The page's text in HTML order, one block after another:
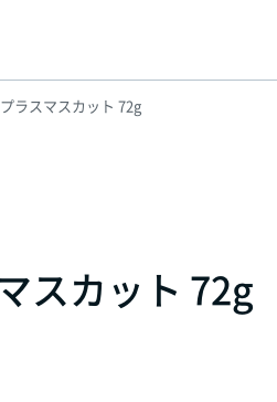
ラスマスカット 72g
スカット 72g